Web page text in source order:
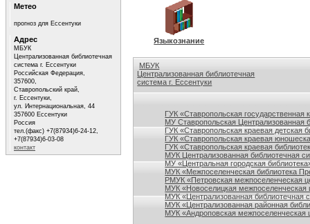
Языкознание
МБУК
Централизованная библиотечная
система г. Ессентуки
ГУК «Ставропольская
МУ Ставропольская Централизованная
ГУК «Ставропольская краевая детская
ГУК «Ставропольская краевая
ГУК «Ставропольская краевая
МУК Централизованная библиотечная
МУ «Центральная городская
МУК «Межпоселенческая библиотека
РМУК «Петровская межпоселенческая
МУК «Новоселицкая межпоселенческая
МУК «Централизованная библиотечная
МУК «Централизованная районная
МУК «Андроповская межпоселенческая
Метео
прогноз для Ессентуки
Адрес
МБУК
Централизованная библиотечная
система г. Ессентуки
Российская Федерация,
357600,
Ставропольский край,
г. Ессентуки,
ул. Интернациональная, 44
357600 Ессентуки
Россия
тел.(факс) +7(87934)6-24-12,
+7(87934)6-03-08
контакт